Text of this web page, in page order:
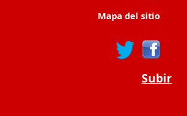
Mapa del sitio
Subir